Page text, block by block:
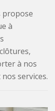
propose
à
à nos
services.